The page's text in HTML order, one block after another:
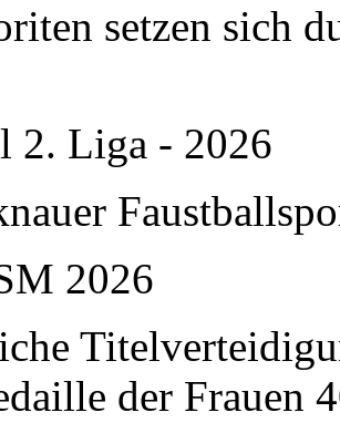
setzen sich
2. Liga - 2026
2026
der Frauen